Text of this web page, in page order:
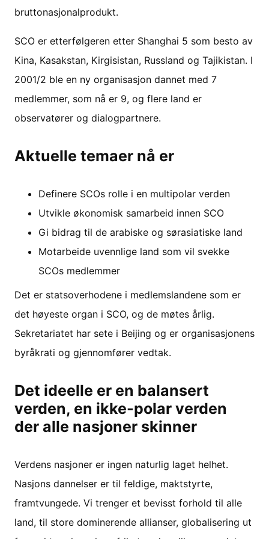
bruttonasjonalprodukt.
SCO er etterfølgeren etter Shanghai 5 som besto av
Kina, Kasakstan, Kirgisistan, Russland og Tajikistan. I
2001/2 ble en ny organisasjon dannet med 7
medlemmer, som nå er 9, og flere land er
observatører og dialogpartnere.
Aktuelle temaer nå er
Definere SCOs rolle i en multipolar verden
Utvikle økonomisk samarbeid innen SCO
Gi bidrag til de arabiske og sørasiatiske land
Motarbeide uvennlige land som vil svekke
SCOs medlemmer
Det er statsoverhodene i medlemslandene som er
det høyeste organ i SCO, og de møtes årlig.
Sekretariatet har sete i Beijing og er organisasjonens
byråkrati og gjennomfører vedtak.
Det ideelle er en balansert
verden, en ikke-polar verden
der alle nasjoner skinner
Verdens nasjoner er ingen naturlig laget helhet.
Nasjons dannelser er til feldige, maktstyrte,
framtvungede. Vi trenger et bevisst forhold til alle
land, til store dominerende allianser, globalisering ut